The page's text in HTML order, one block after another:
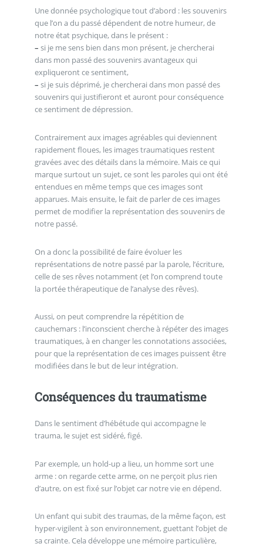
Une donnée psychologique tout d’abord : les souvenirs
que l’on a du passé dépendent de notre humeur, de
notre état psychique, dans le présent :
– si je me sens bien dans mon présent, je chercherai
dans mon passé des souvenirs avantageux qui
expliqueront ce sentiment,
– si je suis déprimé, je chercherai dans mon passé des
souvenirs qui justifieront et auront pour conséquence
ce sentiment de dépression.
Contrairement aux images agréables qui deviennent
rapidement floues, les images traumatiques restent
gravées avec des détails dans la mémoire. Mais ce qui
marque surtout un sujet, ce sont les paroles qui ont été
entendues en même temps que ces images sont
apparues. Mais ensuite, le fait de parler de ces images
permet de modifier la représentation des souvenirs de
notre passé.
On a donc la possibilité de faire évoluer les
représentations de notre passé par la parole, l’écriture,
celle de ses rêves notamment (et l’on comprend toute
la portée thérapeutique de l’analyse des rêves).
Aussi, on peut comprendre la répétition de
cauchemars : l’inconscient cherche à répéter des images
traumatiques, à en changer les connotations associées,
pour que la représentation de ces images puissent être
modifiées dans le but de leur intégration.
Conséquences du traumatisme
Dans le sentiment d’hébétude qui accompagne le
trauma, le sujet est sidéré, figé.
Par exemple, un hold-up a lieu, un homme sort une
arme : on regarde cette arme, on ne perçoit plus rien
d’autre, on est fixé sur l’objet car notre vie en dépend.
Un enfant qui subit des traumas, de la même façon, est
hyper-vigilent à son environnement, guettant l’objet de
sa crainte. Cela développe une mémoire particulière,